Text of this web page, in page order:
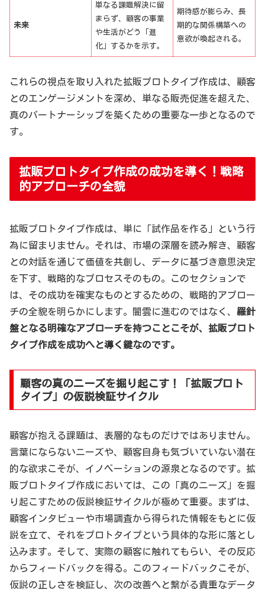
未来
単なる課題解決に留
まらず、顧客の事業
や生活がどう「進
化」するかを示す。
期待感が膨らみ、長
期的な関係構築への
意欲が喚起される。
これらの視点を取り入れた拡販プロトタイプ作成は、顧客
とのエンゲージメントを深め、単なる販売促進を超えた、
真のパートナーシップを築くための重要な一歩となるので
す。
拡販プロトタイプ作成の成功を導く！戦略
的アプローチの全貌
拡販プロトタイプ作成は、単に「試作品を作る」という行
為に留まりません。それは、市場の深層を読み解き、顧客
との対話を通じて価値を共創し、データに基づき意思決定
を下す、戦略的なプロセスそのもの。このセクションで
は、その成功を確実なものとするための、戦略的アプロー
チの全貌を明らかにします。闇雲に進むのではなく、 羅針
盤となる明確なアプローチを持つことこそが、拡販プロト
タイプ作成を成功へと導く鍵なのです。
顧客の真のニーズを掘り起こす！「拡販プロト
タイプ」の仮説検証サイクル
顧客が抱える課題は、表層的なものだけではありません。
言葉にならないニーズや、顧客自身も気づいていない潜在
的な欲求こそが、イノベーションの源泉となるのです。拡
販プロトタイプ作成においては、この「真のニーズ」を掘
り起こすための仮説検証サイクルが極めて重要。まずは、
顧客インタビューや市場調査から得られた情報をもとに仮
説を立て、それをプロトタイプという具体的な形に落とし
込みます。そして、実際の顧客に触れてもらい、その反応
からフィードバックを得る。このフィードバックこそが、
仮説の正しさを検証し、次の改善へと繋がる貴重なデータ